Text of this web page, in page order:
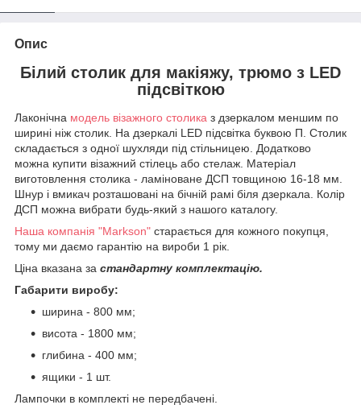
Опис
Білий столик для макіяжу, трюмо з LED
підсвіткою
Лаконічна модель візажного столика з дзеркалом меншим по
ширині ніж столик. На дзеркалі LED підсвітка буквою П. Столик
складається з одної шухляди під стільницею. Додатково
можна купити візажний стілець або стелаж. Матеріал
виготовлення столика - ламіноване ДСП товщиною 16-18 мм.
Шнур і вмикач розташовані на бічній рамі біля дзеркала. Колір
ДСП можна вибрати будь-який з нашого каталогу.
Наша компанія "Markson" старається для кожного покупця,
тому ми даємо гарантію на вироби 1 рік.
Ціна вказана за стандартну комплектацію.
Габарити виробу:
ширина - 800 мм;
висота - 1800 мм;
глибина - 400 мм;
ящики - 1 шт.
Лампочки в комплекті не передбачені.